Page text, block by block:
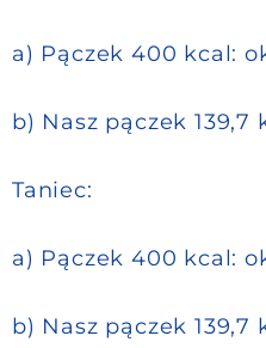
a) Pączek 400 kcal:
b) Nasz pączek 139,7
Taniec:
a) Pączek 400 kcal:
b) Nasz pączek 139,7